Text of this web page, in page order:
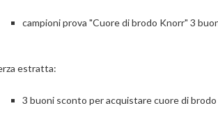
campioni prova "Cuore di brodo Knorr" 3
estratta:
3 buoni sconto per acquistare cuore di brodo